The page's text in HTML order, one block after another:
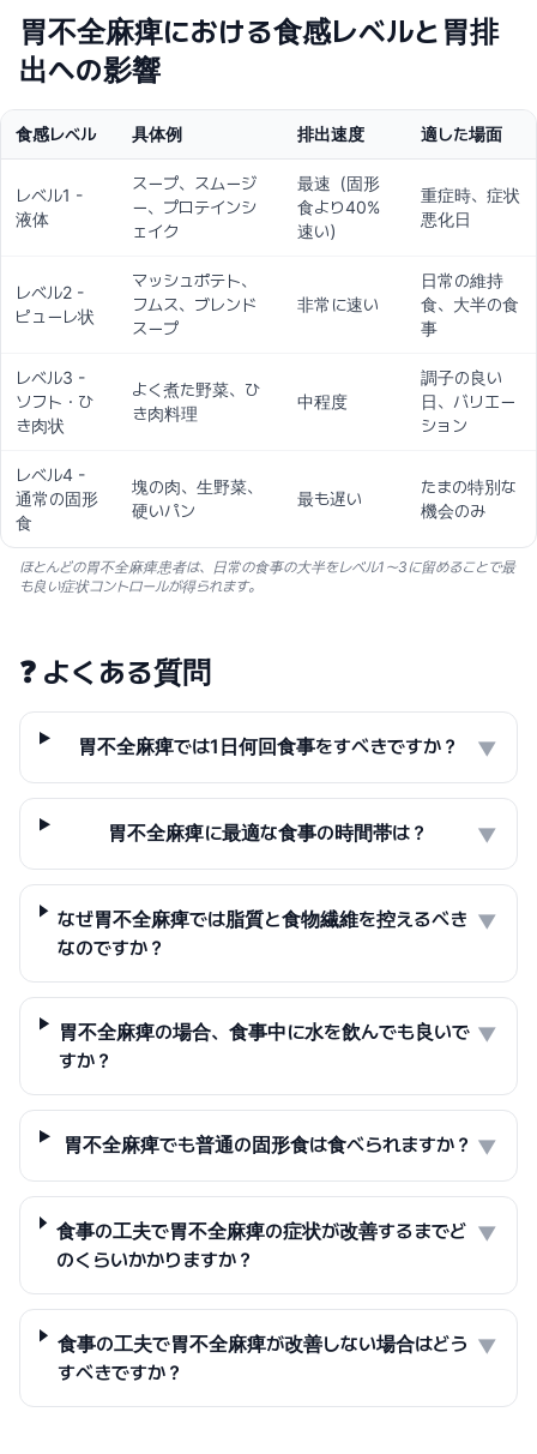
胃不全麻痺における食感レベルと胃排
出への影響
食感レベル 具体例 排出速度 適した場面
レベル1 -
液体
スープ、スムージ
ー、プロテインシ
ェイク
最速（固形
食より40%
速い）
重症時、症状
悪化日
レベル2 -
ピューレ状
マッシュポテト、
フムス、ブレンド
スープ
非常に速い
日常の維持
食、大半の食
事
レベル3 -
ソフト・ひ
き肉状
よく煮た野菜、ひ
き肉料理
中程度
調子の良い
日、バリエー
ション
レベル4 -
通常の固形
食
塊の肉、生野菜、
硬いパン
最も遅い
たまの特別な
機会のみ
ほとんどの胃不全麻痺患者は、日常の食事の大半をレベル1〜3に留めることで最
も良い症状コントロールが得られます。
❓ よくある質問
胃不全麻痺では1日何回食事をすべきですか？ ▼
胃不全麻痺に最適な食事の時間帯は？ ▼
なぜ胃不全麻痺では脂質と食物繊維を控えるべき
なのですか？
▼
胃不全麻痺の場合、食事中に水を飲んでも良いで
すか？
▼
胃不全麻痺でも普通の固形食は食べられますか？ ▼
食事の工夫で胃不全麻痺の症状が改善するまでど
のくらいかかりますか？
▼
食事の工夫で胃不全麻痺が改善しない場合はどう
すべきですか？
▼